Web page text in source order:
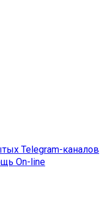
Telegram-каналов
On-line